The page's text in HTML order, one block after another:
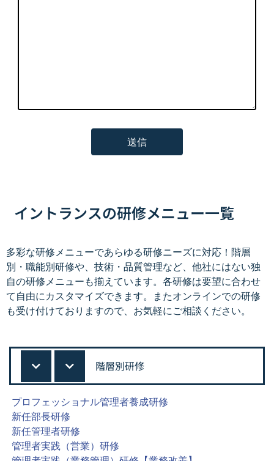
イントランスの研修メニュー一覧
多彩な研修メニューであらゆる研修ニーズに対応！階層
別・職能別研修や、技術・品質管理など、他社にはない独
自の研修メニューも揃えています。各研修は要望に合わせ
て自由にカスタマイズできます。またオンラインでの研修
も受け付けておりますので、お気軽にご相談ください。
階層別研修
プロフェッショナル管理者養成研修
新任部長研修
新任管理者研修
管理者実践（営業）研修